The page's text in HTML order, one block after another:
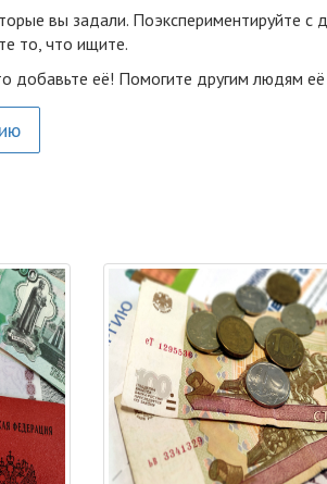
вы задали. Поэкспериментируйте с
то, что ищите.
добавьте её! Помогите другим людям